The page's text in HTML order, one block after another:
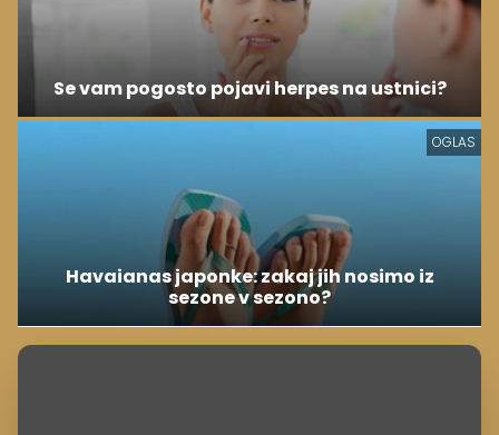
Se vam pogosto pojavi herpes na ustnici?
OGLAS
Havaianas japonke: zakaj jih nosimo iz
sezone v sezono?